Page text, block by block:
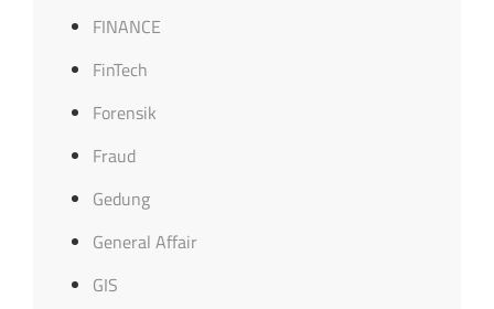
FINANCE
FinTech
Forensik
Fraud
Gedung
General Affair
GIS